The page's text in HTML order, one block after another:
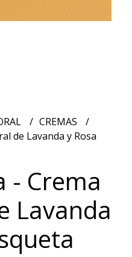
CREMAS
de Lavanda y Rosa
- Crema
Lavanda